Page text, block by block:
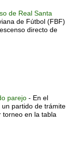
de Real Santa
de Fútbol (FBF)
directo de
parejo - En el
partido de trámite
torneo en la tabla